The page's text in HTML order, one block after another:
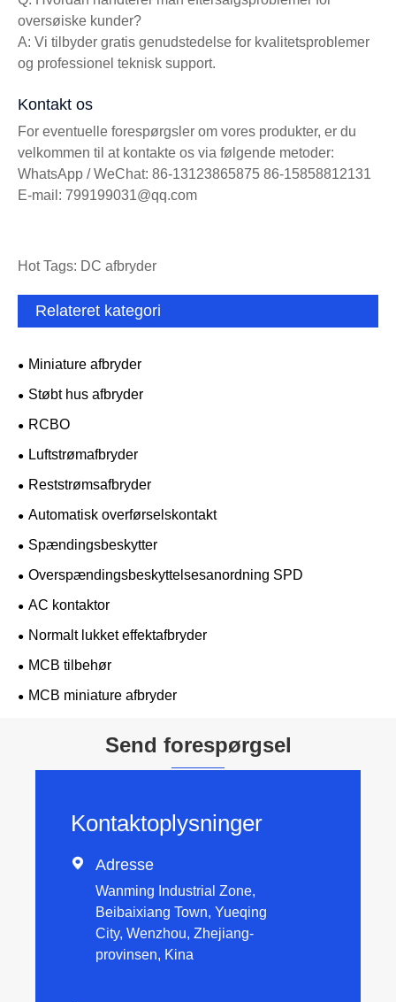
oversøiske kunder?
A: Vi tilbyder gratis genudstedelse for kvalitetsproblemer
og professionel teknisk support.
Kontakt os
For eventuelle forespørgsler om vores produkter, er du
velkommen til at kontakte os via følgende metoder:
WhatsApp / WeChat: 86-13123865875 86-15858812131
E-mail: 799199031@qq.com
Hot Tags: DC afbryder
Relateret kategori
Miniature afbryder
Støbt hus afbryder
RCBO
Luftstrømafbryder
Reststrømsafbryder
Automatisk overførselskontakt
Spændingsbeskytter
Overspændingsbeskyttelsesanordning SPD
AC kontaktor
Normalt lukket effektafbryder
MCB tilbehør
MCB miniature afbryder
Send forespørgsel
Kontaktoplysninger
 Adresse
Wanming Industrial Zone,
Beibaixiang Town, Yueqing
City, Wenzhou, Zhejiang-
provinsen, Kina